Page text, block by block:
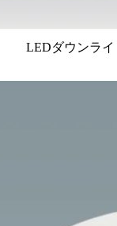
LEDダウンラ